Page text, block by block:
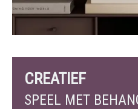
CREATIEF
SPEEL MET